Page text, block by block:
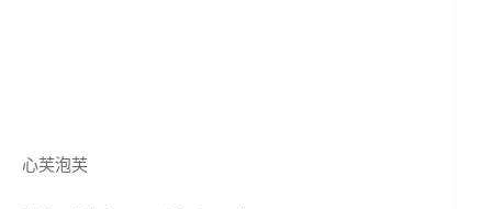
心芙泡芙